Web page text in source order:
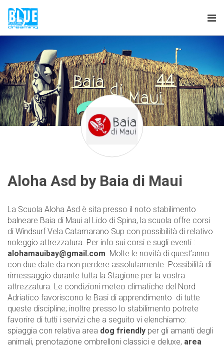
Aloha Asd by Baia di Maui
La Scuola Aloha Asd è sita presso il noto stabilimento
balneare Baia di Maui al Lido di Spina, la scuola offre corsi
di Windsurf Vela Catamarano Sup con possibilità di relativo
noleggio attrezzatura. Per info sui corsi e sugli eventi :
alohamauibay@gmail.com . Molte le novità di quest’anno
con due date da non perdere assolutamente. Possibilità di
rimessaggio durante tutta la Stagione per la vostra
attrezzatura. Le condizioni meteo climatiche del Nord
Adriatico favoriscono le Basi di apprendimento di tutte
queste discipline; inoltre presso lo stabilimento potrete
favorire di tutti i servizi che a seguito vi elenchiamo:
spiaggia con relativa area dog friendly per gli amanti degli
animali, prenotazione ombrelloni classici e deluxe, area